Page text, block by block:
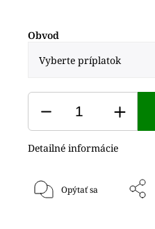
Obvod
Detailné informácie
Opýtať sa